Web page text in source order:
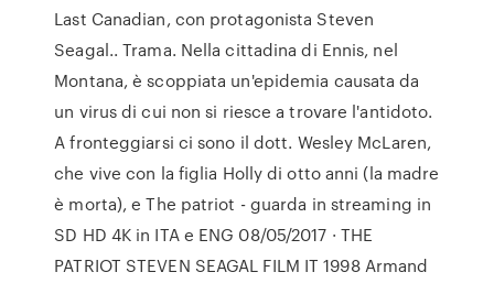
Last Canadian, con protagonista Steven
Seagal.. Trama. Nella cittadina di Ennis, nel
Montana, è scoppiata un'epidemia causata da
un virus di cui non si riesce a trovare l'antidoto.
A fronteggiarsi ci sono il dott. Wesley McLaren,
che vive con la figlia Holly di otto anni (la madre
è morta), e The patriot - guarda in streaming in
SD HD 4K in ITA e ENG 08/05/2017 · THE
PATRIOT STEVEN SEAGAL FILM IT 1998 Armand